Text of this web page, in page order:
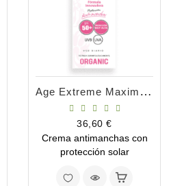
Age Extreme Maximum Anti-Manchas 60ml
Precio
36,60 €
Crema antimanchas con
protección solar